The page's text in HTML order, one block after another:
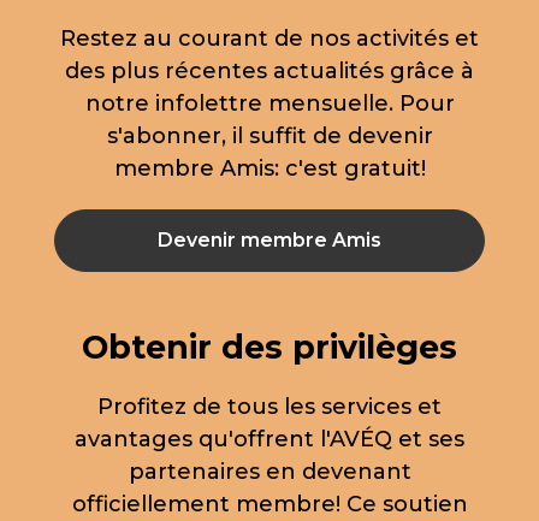
Restez au courant de nos activités et
des plus récentes actualités grâce à
notre infolettre mensuelle. Pour
s'abonner, il suffit de devenir
membre Amis: c'est gratuit!
Devenir membre Amis
Obtenir des privilèges
Profitez de tous les services et
avantages qu'offrent l'AVÉQ et ses
partenaires en devenant
officiellement membre! Ce soutien